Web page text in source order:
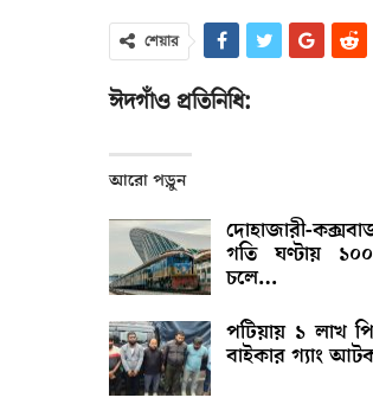
শেয়ার
ঈদগাঁও প্রতিনিধি:
আরো পড়ুন
দোহাজারী-
গতি ঘণ্টায়
চলে…
পটিয়ায় ১ লাখ
বাইকার গ্যাং